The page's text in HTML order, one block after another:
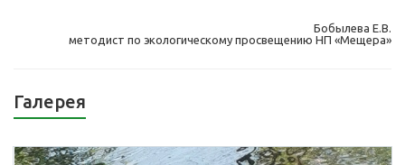
Бобылева Е.В.
методист по экологическому просвещению НП «Мещера»
Галерея